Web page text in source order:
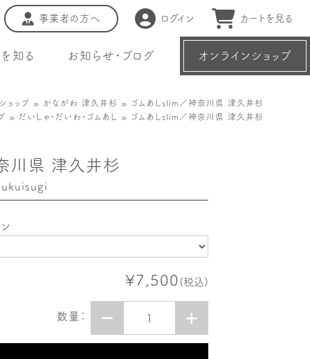
事業者の方へ ログイン カートを見る
オンラインショップ
知る お知らせ・ブログ
ョップ » かながわ 津久井杉
» ゴムあしslim／神奈川県 津久井杉
» だいしゃ・だいわ・ゴムあし » ゴムあしslim／神奈川県 津久井杉
川県 津久井杉
¥7,500 (税込)
数量：